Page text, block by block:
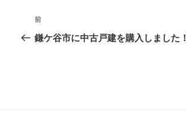
投
稿
前
の
前
鎌ケ谷市に中古戸建を購入しました！